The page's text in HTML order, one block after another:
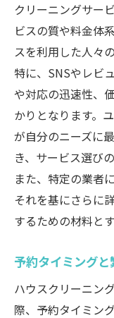
お得なパ
サービス
コスパが
口コミ
定期利用
ハウスクリ
活をより快
快適な住
プロの清
清掃後の
ライフ
択
クリーニングサー
ビスの質や料金体
スを利用した人々
特に、SNSやレビ
や対応の迅速性、
かりとなります。
が自分のニーズに
き、サービス選び
また、特定の業者
それを基にさらに
するための材料と
予約タイミング
ハウスクリーニン
際、予約タイミン